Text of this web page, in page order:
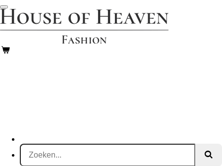
Ga
direct
naar